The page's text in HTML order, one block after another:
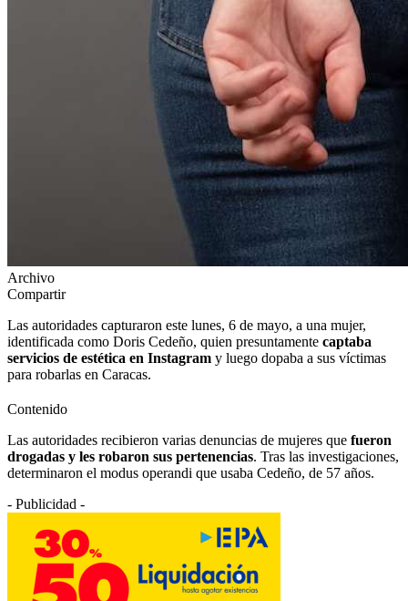
Archivo
Compartir
Las autoridades capturaron este lunes, 6 de mayo, a una mujer,
identificada como Doris Cedeño, quien presuntamente captaba
servicios de estética en Instagram y luego dopaba a sus víctimas
para robarlas en Caracas.
Contenido
Las autoridades recibieron varias denuncias de mujeres que fueron
drogadas y les robaron sus pertenencias. Tras las investigaciones,
determinaron el modus operandi que usaba Cedeño, de 57 años.
- Publicidad -